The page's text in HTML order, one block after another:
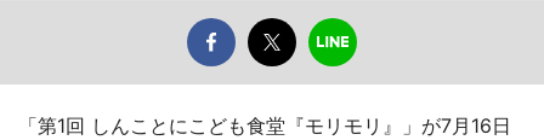
「第1回 しんことにこども食堂『モリモリ』」が7月16日